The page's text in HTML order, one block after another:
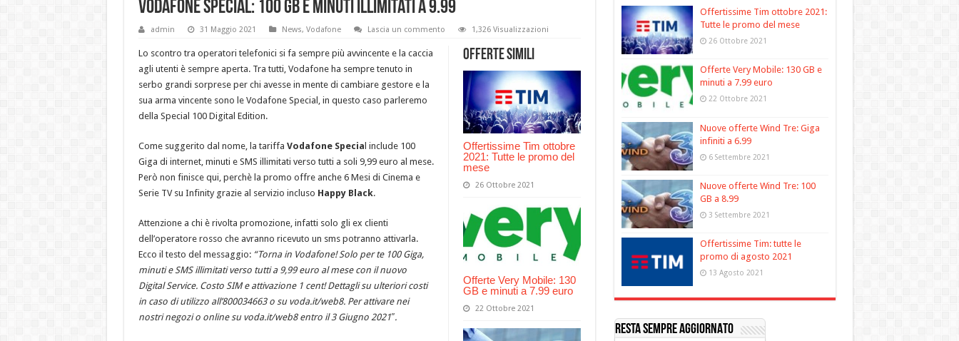
Vodafone Special: 100 GB e minuti illimitati a 9.99
admin 31 Maggio 2021 News, Vodafone Lascia un commento 1,326 Visualizzazioni
Offerte simili
Offertissime Tim ottobre
2021: Tutte le promo del
mese
26 Ottobre 2021
Offerte Very Mobile: 130
GB e minuti a 7.99 euro
22 Ottobre 2021
Lo scontro tra operatori telefonici si fa sempre più avvincente e la caccia
agli utenti è sempre aperta. Tra tutti, Vodafone ha sempre tenuto in
serbo grandi sorprese per chi avesse in mente di cambiare gestore e la
sua arma vincente sono le Vodafone Special, in questo caso parleremo
della Special 100 Digital Edition.
Come suggerito dal nome, la tariffa Vodafone Specia l include 100
Giga di internet, minuti e SMS illimitati verso tutti a soli 9,99 euro al mese.
Però non finisce qui, perchè la promo offre anche 6 Mesi di Cinema e
Serie TV su Infinity grazie al servizio incluso Happy Black.
Attenzione a chi è rivolta promozione, infatti solo gli ex clienti
dell’operatore rosso che avranno ricevuto un sms potranno attivarla.
Ecco il testo del messaggio: “Torna in Vodafone! Solo per te 100 Giga,
minuti e SMS illimitati verso tutti a 9,99 euro al mese con il nuovo
Digital Service. Costo SIM e attivazione 1 cent! Dettagli su ulteriori costi
in caso di utilizzo all’800034663 o su voda.it/web8. Per attivare nei
nostri negozi o online su voda.it/web8 entro il 3 Giugno 2021″.
Offertissime Tim ottobre 2021:
Tutte le promo del mese
26 Ottobre 2021
Offerte Very Mobile: 130 GB e
minuti a 7.99 euro
22 Ottobre 2021
Nuove offerte Wind Tre: Giga
infiniti a 6.99
6 Settembre 2021
Nuove offerte Wind Tre: 100
GB a 8.99
3 Settembre 2021
Offertissime Tim: tutte le
promo di agosto 2021
13 Agosto 2021
RESTA SEMPRE AGGIORNATO